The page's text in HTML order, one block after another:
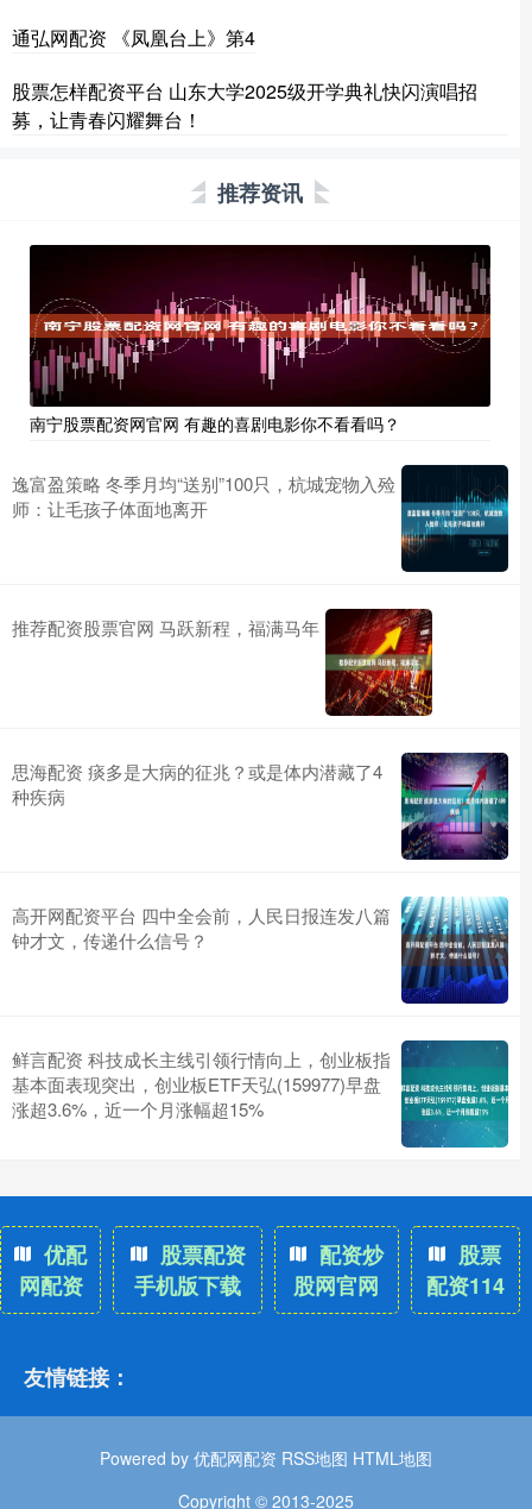
通弘网配资 《凤凰台上》第4
股票怎样配资平台 山东大学2025级开学典礼快闪演唱招
募，让青春闪耀舞台！
推荐资讯
南宁股票配资网官网 有趣的喜剧电影你不看看吗？
逸富盈策略 冬季月均“送别”100只，杭城宠物入殓
师：让毛孩子体面地离开
推荐配资股票官网 马跃新程，福满马年
思海配资 痰多是大病的征兆？或是体内潜藏了4
种疾病
高开网配资平台 四中全会前，人民日报连发八篇
钟才文，传递什么信号？
鲜言配资 科技成长主线引领行情向上，创业板指
基本面表现突出，创业板ETF天弘(159977)早盘
涨超3.6%，近一个月涨幅超15%
优配
网配资
股票配资
手机版下载
配资炒
股网官网
股票
配资114
友情链接：
Powered by 优配网配资 RSS地图 HTML地图
Copyright © 2013-2025